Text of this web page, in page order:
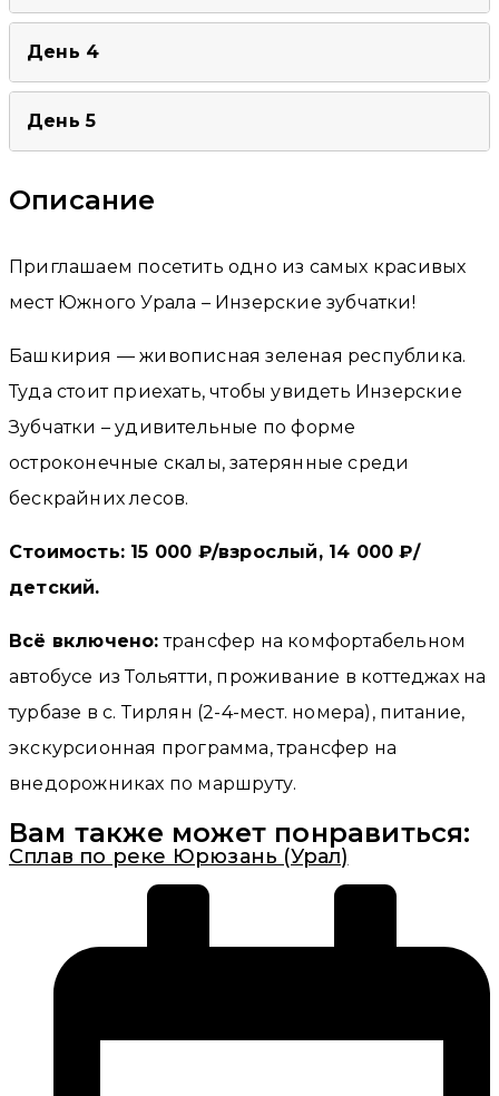
День 4
День 5
Описание
Приглашаем посетить одно из самых красивых
мест Южного Урала – Инзерские зубчатки!
Башкирия — живописная зеленая республика.
Туда стоит приехать, чтобы увидеть Инзерские
Зубчатки – удивительные по форме
остроконечные скалы, затерянные среди
бескрайних лесов.
Стоимость: 15 000 ₽/взрослый, 14 000 ₽/
детский.
Всё включено: трансфер на комфортабельном
автобусе из Тольятти, проживание в коттеджах на
турбазе в с. Тирлян (2-4-мест. номера), питание,
экскурсионная программа, трансфер на
внедорожниках по маршруту.
Вам также может понравиться:
Сплав по реке Юрюзань (Урал)